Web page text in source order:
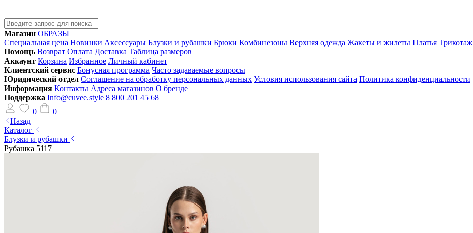
Магазин ОБРАЗЫ
Специальная цена Новинки Аксессуары Блузки и рубашки Брюки Комбинезоны Верхняя одежда Жакеты и жилеты Платья Трикотаж
Помощь Возврат Оплата Доставка Таблица размеров
Аккаунт Корзина Избранное Личный кабинет
Клиентский сервис Бонусная программа Часто задаваемые вопросы
Юридический отдел Соглашение на обработку персональных данных Условия использования сайта Политика конфиденциальности
Информация Контакты Адреса магазинов О бренде
Поддержка Info@cuvee.style 8 800 201 45 68
0
0
Назад
Каталог
Блузки и рубашки
Рубашка 5117